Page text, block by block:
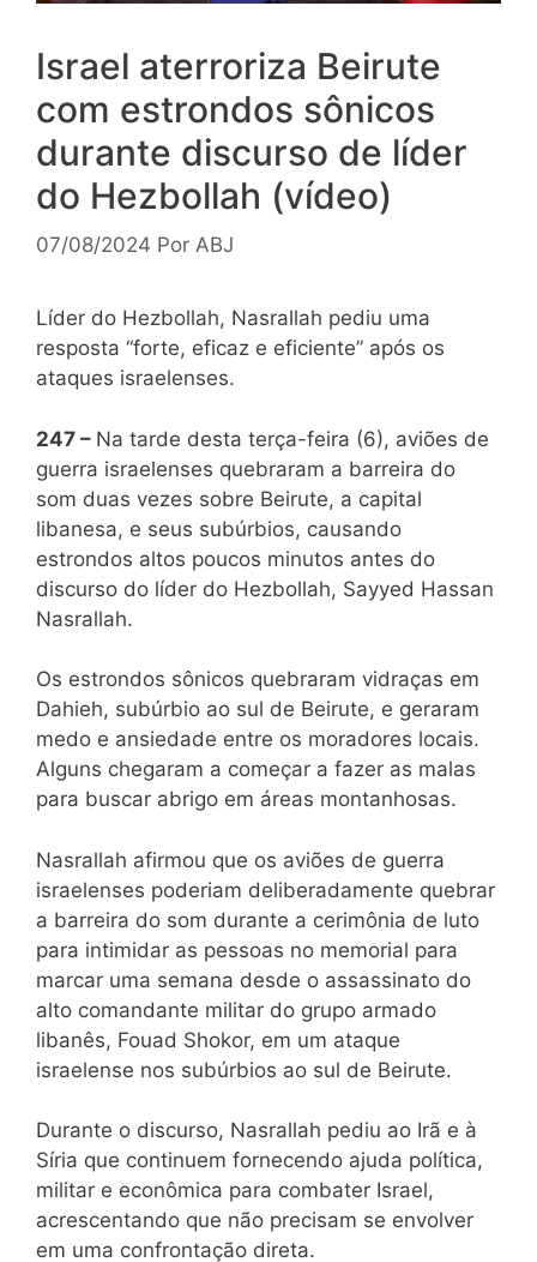
Israel aterroriza Beirute
com estrondos sônicos
durante discurso de líder
do Hezbollah (vídeo)
07/08/2024 Por ABJ
Líder do Hezbollah, Nasrallah pediu uma
resposta “forte, eficaz e eficiente” após os
ataques israelenses.
247 – Na tarde desta terça-feira (6), aviões de
guerra israelenses quebraram a barreira do
som duas vezes sobre Beirute, a capital
libanesa, e seus subúrbios, causando
estrondos altos poucos minutos antes do
discurso do líder do Hezbollah, Sayyed Hassan
Nasrallah.
Os estrondos sônicos quebraram vidraças em
Dahieh, subúrbio ao sul de Beirute, e geraram
medo e ansiedade entre os moradores locais.
Alguns chegaram a começar a fazer as malas
para buscar abrigo em áreas montanhosas.
Nasrallah afirmou que os aviões de guerra
israelenses poderiam deliberadamente quebrar
a barreira do som durante a cerimônia de luto
para intimidar as pessoas no memorial para
marcar uma semana desde o assassinato do
alto comandante militar do grupo armado
libanês, Fouad Shokor, em um ataque
israelense nos subúrbios ao sul de Beirute.
Durante o discurso, Nasrallah pediu ao Irã e à
Síria que continuem fornecendo ajuda política,
militar e econômica para combater Israel,
acrescentando que não precisam se envolver
em uma confrontação direta.